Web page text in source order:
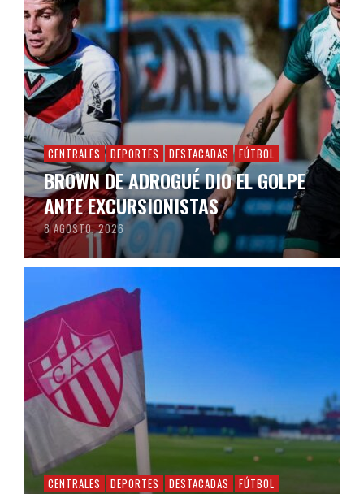
CENTRALES DEPORTES DESTACADAS FÚTBOL
BROWN DE ADROGUÉ DIO EL GOLPE
ANTE EXCURSIONISTAS
8 AGOSTO, 2026
CENTRALES DEPORTES DESTACADAS FÚTBOL